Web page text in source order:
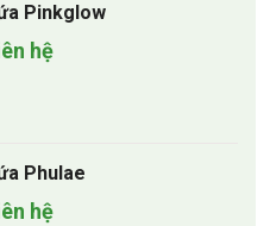
Pinkglow
hệ
Phulae
hệ